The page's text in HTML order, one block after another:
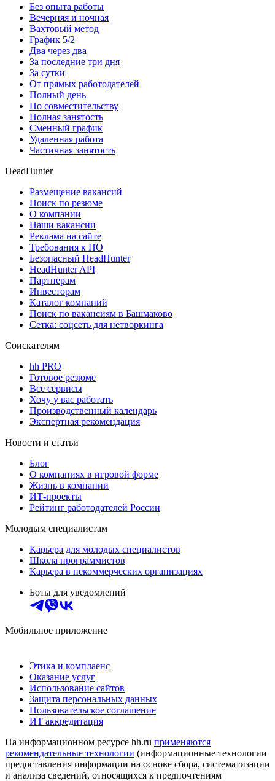
Без опыта работы
Вечерняя и ночная
Вахтовый метод
График 5/2
Два через два
За последние три дня
За сутки
От прямых работодателей
Полный день
По совместительству
Полная занятость
Сменный график
Удаленная работа
Частичная занятость
HeadHunter
Размещение вакансий
Поиск по резюме
О компании
Наши вакансии
Реклама на сайте
Требования к ПО
Безопасный HeadHunter
HeadHunter API
Партнерам
Инвесторам
Каталог компаний
Поиск по вакансиям в Башмаково
Сетка: соцсеть для нетворкинга
Соискателям
hh PRO
Готовое резюме
Все сервисы
Хочу у вас работать
Производственный календарь
Экспертная рекомендация
Новости и статьи
Блог
О компаниях в игровой форме
Жизнь в компании
ИТ-проекты
Рейтинг работодателей России
Молодым специалистам
Карьера для молодых специалистов
Школа программистов
Карьера в некоммерческих организациях
Боты для уведомлений
Мобильное приложение
Этика и комплаенс
Оказание услуг
Использование сайтов
Защита персональных данных
Пользовательское соглашение
ИТ аккредитация
На информационном ресурсе hh.ru применяются
рекомендательные технологии (информационные технологии
предоставления информации на основе сбора, систематизации
и анализа сведений, относящихся к предпочтениям